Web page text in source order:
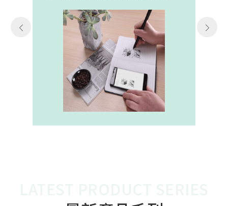
置開發。模組在保持小型化的同時，
延伸了可用物距範圍，使其能在離紙
面更遠的位置仍精確讀取碼點，同時
內建的高幀率SoC，能確保書寫筆跡
的連續與準確。 透過4000A模組能有
效縮短客戶開發週期，並確保在小型
裝置中仍維持高精度與穩定度，讓產
品能夠以最自然的方式，將紙本與數
位內容緊密連結。